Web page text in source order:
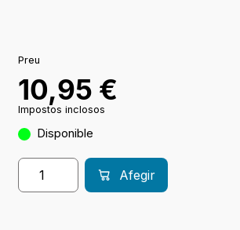
Preu
10,95 €
Impostos inclosos
Disponible
Afegir